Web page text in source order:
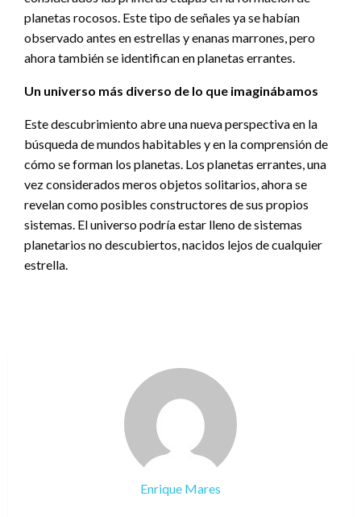
planetas rocosos. Este tipo de señales ya se habían
observado antes en estrellas y enanas marrones, pero
ahora también se identifican en planetas errantes.
Un universo más diverso de lo que imaginábamos
Este descubrimiento abre una nueva perspectiva en la
búsqueda de mundos habitables y en la comprensión de
cómo se forman los planetas. Los planetas errantes, una
vez considerados meros objetos solitarios, ahora se
revelan como posibles constructores de sus propios
sistemas. El universo podría estar lleno de sistemas
planetarios no descubiertos, nacidos lejos de cualquier
estrella.
Enrique Mares